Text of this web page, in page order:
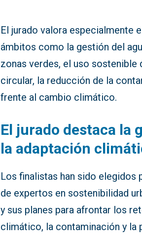
El jurado valora especialmente
ámbitos como la gestión del
zonas verdes, el uso sostenible
circular, la reducción de la
frente al cambio climático.
El jurado destaca la
la adaptación
Los finalistas han sido elegidos
de expertos en sostenibilidad
y sus planes para afrontar los
climático, la contaminación y la